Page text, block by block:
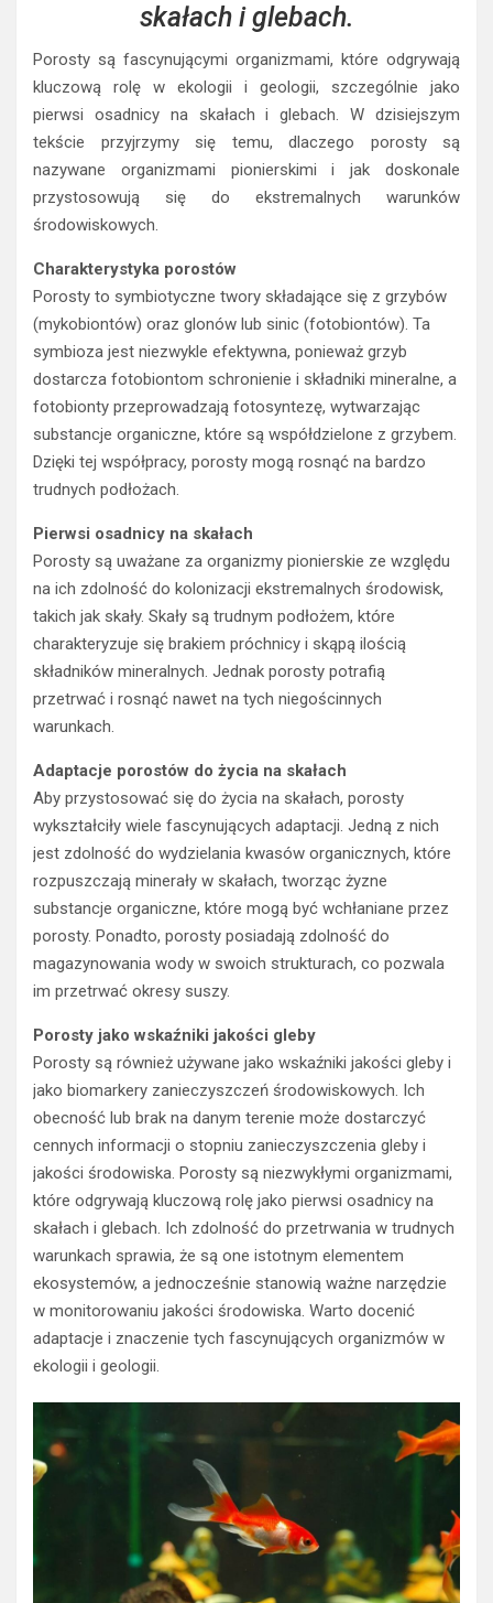
skałach i glebach.
Porosty są fascynującymi organizmami, które odgrywają
kluczową rolę w ekologii i geologii, szczególnie jako
pierwsi osadnicy na skałach i glebach. W dzisiejszym
tekście przyjrzymy się temu, dlaczego porosty są
nazywane organizmami pionierskimi i jak doskonale
przystosowują się do ekstremalnych warunków
środowiskowych.
Charakterystyka porostów
Porosty to symbiotyczne twory składające się z grzybów
(mykobiontów) oraz glonów lub sinic (fotobiontów). Ta
symbioza jest niezwykle efektywna, ponieważ grzyb
dostarcza fotobiontom schronienie i składniki mineralne, a
fotobionty przeprowadzają fotosyntezę, wytwarzając
substancje organiczne, które są współdzielone z grzybem.
Dzięki tej współpracy, porosty mogą rosnąć na bardzo
trudnych podłożach.
Pierwsi osadnicy na skałach
Porosty są uważane za organizmy pionierskie ze względu
na ich zdolność do kolonizacji ekstremalnych środowisk,
takich jak skały. Skały są trudnym podłożem, które
charakteryzuje się brakiem próchnicy i skąpą ilością
składników mineralnych. Jednak porosty potrafią
przetrwać i rosnąć nawet na tych niegościnnych
warunkach.
Adaptacje porostów do życia na skałach
Aby przystosować się do życia na skałach, porosty
wykształciły wiele fascynujących adaptacji. Jedną z nich
jest zdolność do wydzielania kwasów organicznych, które
rozpuszczają minerały w skałach, tworząc żyzne
substancje organiczne, które mogą być wchłaniane przez
porosty. Ponadto, porosty posiadają zdolność do
magazynowania wody w swoich strukturach, co pozwala
im przetrwać okresy suszy.
Porosty jako wskaźniki jakości gleby
Porosty są również używane jako wskaźniki jakości gleby i
jako biomarkery zanieczyszczeń środowiskowych. Ich
obecność lub brak na danym terenie może dostarczyć
cennych informacji o stopniu zanieczyszczenia gleby i
jakości środowiska. Porosty są niezwykłymi organizmami,
które odgrywają kluczową rolę jako pierwsi osadnicy na
skałach i glebach. Ich zdolność do przetrwania w trudnych
warunkach sprawia, że są one istotnym elementem
ekosystemów, a jednocześnie stanowią ważne narzędzie
w monitorowaniu jakości środowiska. Warto docenić
adaptacje i znaczenie tych fascynujących organizmów w
ekologii i geologii.